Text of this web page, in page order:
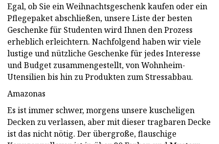
Egal, ob Sie ein Weihnachtsgeschenk kaufen oder ein
Pflegepaket abschließen, unsere Liste der besten
Geschenke für Studenten wird Ihnen den Prozess
erheblich erleichtern. Nachfolgend haben wir viele
lustige und nützliche Geschenke für jedes Interesse
und Budget zusammengestellt, von Wohnheim-
Utensilien bis hin zu Produkten zum Stressabbau.
Amazonas
Es ist immer schwer, morgens unsere kuscheligen
Decken zu verlassen, aber mit dieser tragbaren Decke
ist das nicht nötig. Der übergroße, flauschige